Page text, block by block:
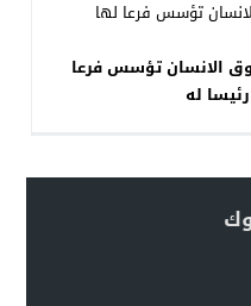
الانسان تؤسس فرعا
له